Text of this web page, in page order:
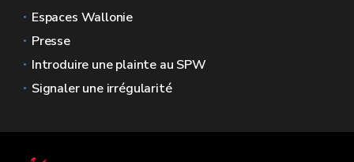
Espaces Wallonie
Presse
Introduire une plainte au SPW
Signaler une irrégularité